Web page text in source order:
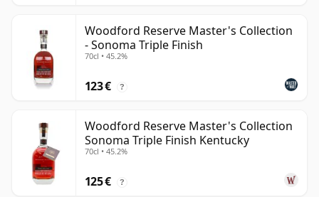
Woodford Reserve Master's Collection
- Sonoma Triple Finish
70cl • 45.2%
123 € ?
Woodford Reserve Master's Collection
Sonoma Triple Finish Kentucky
70cl • 45.2%
125 € ?